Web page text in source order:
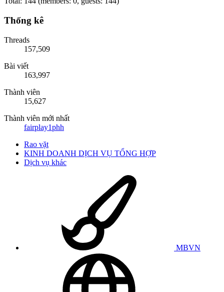
Thống kê
Threads
157,509
Bài viết
163,997
Thành viên
15,627
Thành viên mới nhất
fairplay1phh
Rao vặt
KINH DOANH DỊCH VỤ TỔNG HỢP
Dịch vụ khác
MBVN